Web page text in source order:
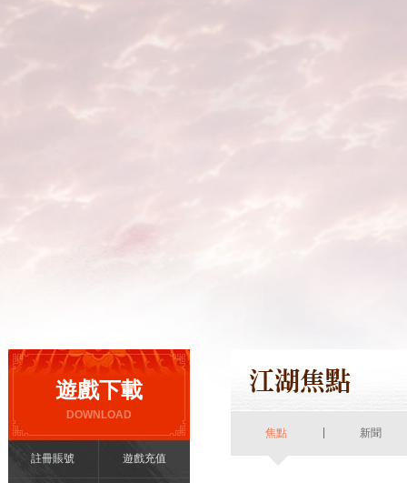
遊戲下載
DOWNLOAD
註冊賬號 遊戲充值
焦點 新聞